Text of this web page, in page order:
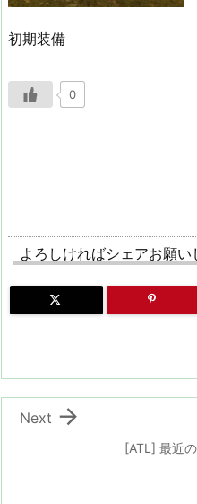
初期装備
0
よろしければシェアお願い
[ATL] 最近

Next